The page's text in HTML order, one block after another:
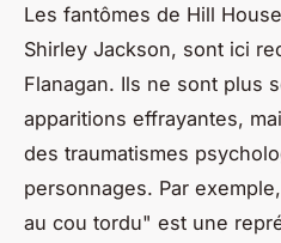
Les fantômes de Hill
Shirley Jackson, sont ici
Flanagan. Ils ne sont plus
apparitions effrayantes,
des traumatismes
personnages. Par
au cou tordu" est une